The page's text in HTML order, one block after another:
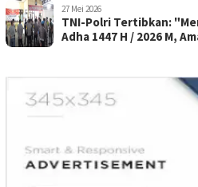
27 Mei 2026
TNI-Polri Tertibkan:
Adha 1447 H / 2026 M,